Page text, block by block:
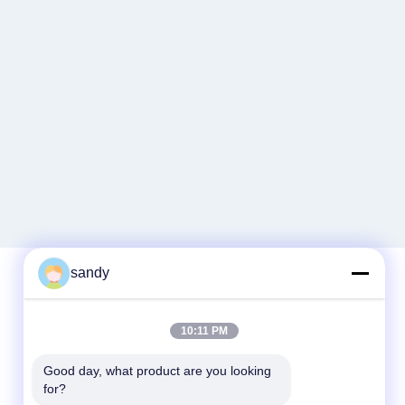
Telp
sandy
10:11 PM
Good day, what product are you looking
for?